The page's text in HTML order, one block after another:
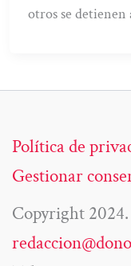
otros se detienen
Política de
Gestionar
Copyright